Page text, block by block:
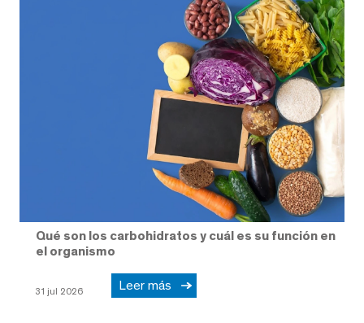
Qué son los carbohidratos y cuál es su función en
el organismo
31 jul 2026 Leer más